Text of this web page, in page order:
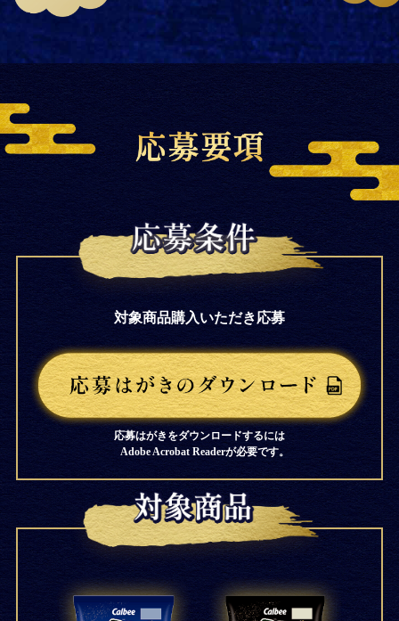
対象商品購入いただき応募
応募はがきをダウンロードするには
Adobe Acrobat Readerが必要です。